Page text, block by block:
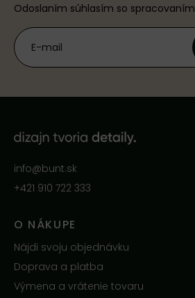
Odoslaním súhlasím so spracovaním
info@bunt.sk
+421 910 722 333
O NÁKUPE
Nájdi svoju objednávku
Doprava a platba
Výmena a vrátenie tovaru